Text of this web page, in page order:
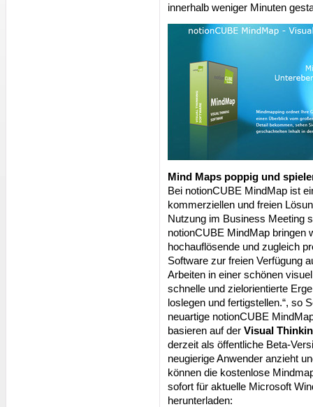
innerhalb weniger Minuten
Mind Maps poppig und
Bei notionCUBE MindMap ist
kommerziellen und freien
Nutzung im Business Meeting
notionCUBE MindMap bringen
hochauflösende und zugleich
Software zur freien Verfügung
Arbeiten in einer schönen
schnelle und zielorientierte
loslegen und fertigstellen.“, so
neuartige notionCUBE
basieren auf der Visual
derzeit als öffentliche Beta-
neugierige Anwender anzieht
können die kostenlose
sofort für aktuelle Microsoft
herunterladen: